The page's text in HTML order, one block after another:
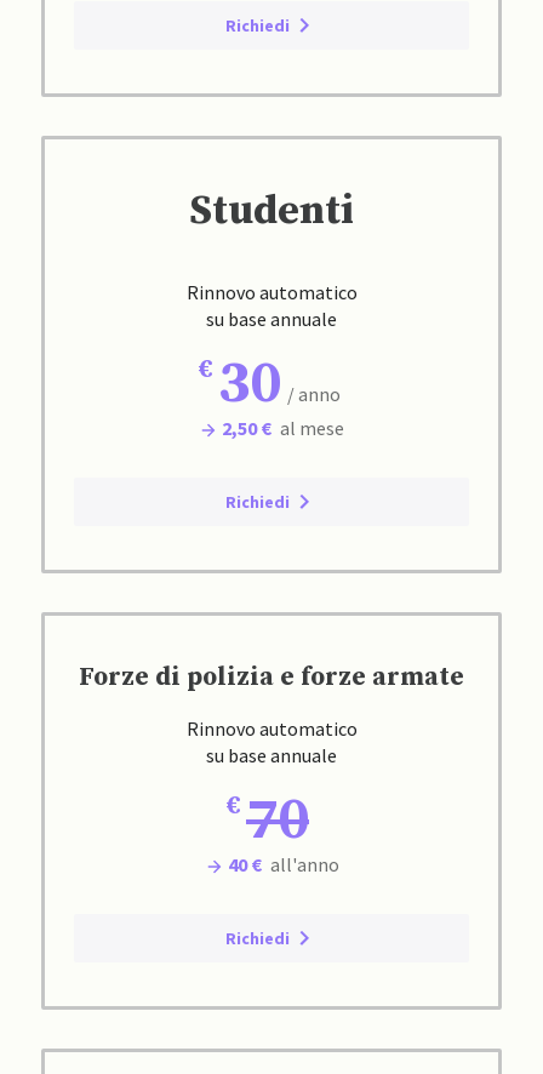
Richiedi
Studenti
Rinnovo automatico
su base annuale
30 / anno
2,50 € al mese
Richiedi
Forze di polizia e forze armate
Rinnovo automatico
su base annuale
70
40 € all'anno
Richiedi